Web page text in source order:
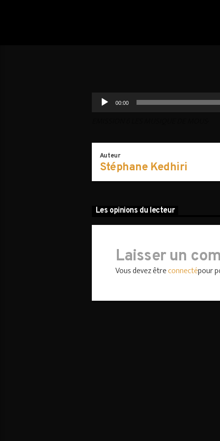
Lecteur00:00
Auteur
Stéphane Kedhiri
Les opinions du lecteur
Laisser un
Vous devez êtreconnectépour